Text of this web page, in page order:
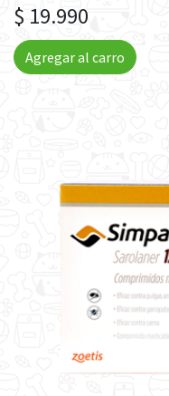
$ 19.990
Agregar al carro